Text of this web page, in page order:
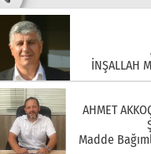
Madde
“ADAM